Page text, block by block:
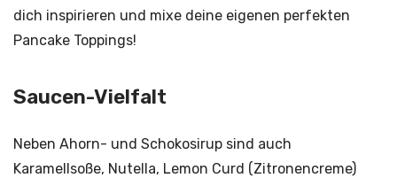
dich inspirieren und mixe deine eigenen perfekten
Pancake Toppings!
Saucen-Vielfalt
Neben Ahorn- und Schokosirup sind auch
Karamellsoße, Nutella, Lemon Curd (Zitronencreme)